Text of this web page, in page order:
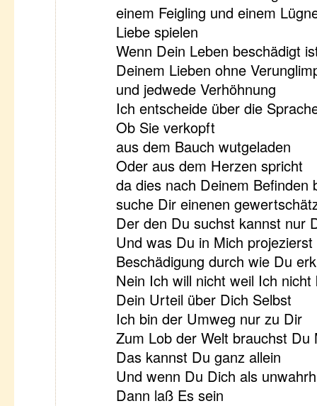
einem Feigling und einem
Liebe spielen
Wenn Dein Leben beschädigt
Deinem Lieben ohne
und jedwede Verhöhnung
Ich entscheide über die
Ob Sie verkopft
aus dem Bauch wutgeladen
Oder aus dem Herzen spricht
da dies nach Deinem Befinden
suche Dir einenen
Der den Du suchst kannst nur
Und was Du in Mich
Beschädigung durch wie Du
Nein Ich will nicht weil Ich nicht
Dein Urteil über Dich Selbst
Ich bin der Umweg nur zu Dir
Zum Lob der Welt brauchst Du
Das kannst Du ganz allein
Und wenn Du Dich als
Dann laß Es sein